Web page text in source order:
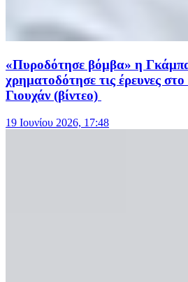
«Πυροδότησε βόμβα» η
χρηματοδότησε τις έρευνες
Γιουχάν (βίντεο)
19 Ιουνίου 2026, 17:48